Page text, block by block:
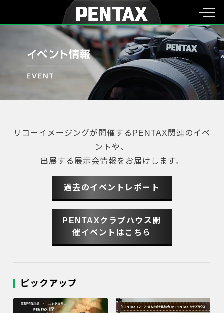
リコーイメージングが開催するPENTAX関連のイベ
ントや、
出展する展示会情報をお届けします。
過去のイベントレポート
PENTAXクラブハウス開
催イベントはこちら
ピックアップ